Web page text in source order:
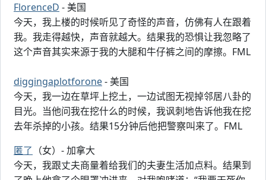
FlorenceD - 美国
今天，我上楼的时候听见了奇怪的声音，仿佛有人在跟着
我。我走得越快，声音就越大。结果我的恐惧让我忽略了
这个声音其实来源于我的大腿和牛仔裤之间的摩擦。FML
diggingaplotforone- 美国
今天，我一边在草坪上挖土，一边试图无视掉邻居八卦的
目光。当他问我在挖什么的时候，我讽刺地告诉他我在挖
去年杀掉的小孩。结果15分钟后他把警察叫来了。FML
匿了 （女）- 加拿大
今天，我跟丈夫商量着给我们的夫妻生活加点料。结果到